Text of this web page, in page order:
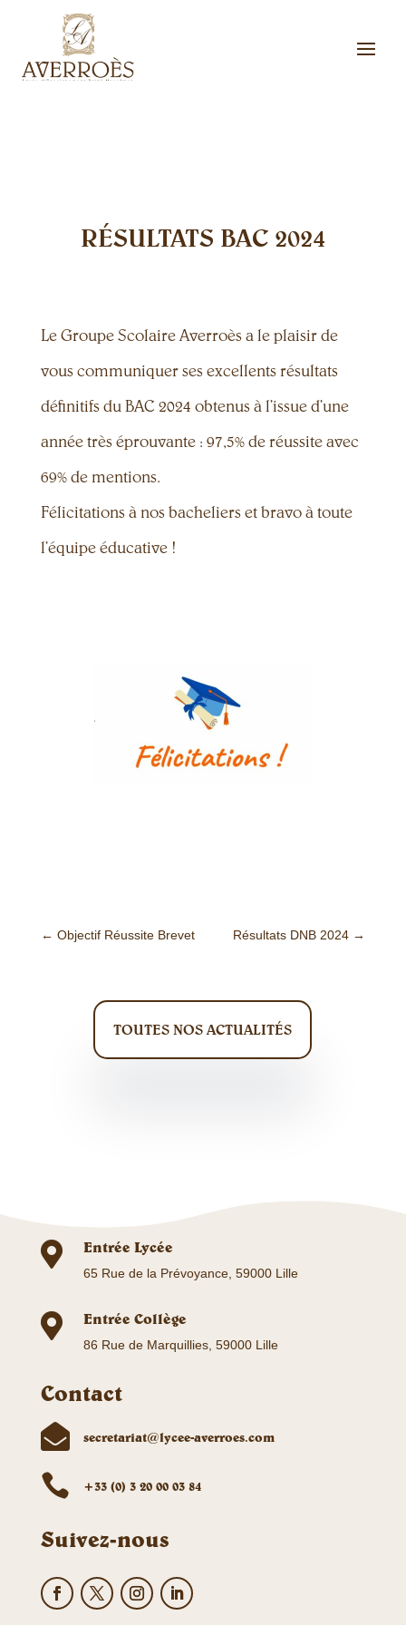
RÉSULTATS BAC 2024
Le Groupe Scolaire Averroès a le plaisir de
vous communiquer ses excellents résultats
définitifs du BAC 2024 obtenus à l’issue d’une
année très éprouvante : 97,5% de réussite avec
69% de mentions.
Félicitations à nos bacheliers et bravo à toute
l’équipe éducative !
← Objectif Réussite Brevet Résultats DNB 2024 →
TOUTES NOS ACTUALITÉS
 Entrée Lycée
65 Rue de la Prévoyance, 59000 Lille
 Entrée Collège
86 Rue de Marquillies, 59000 Lille
Contact
 secretariat@lycee-averroes.com
 +33 (0) 3 20 00 03 84
Suivez-nous